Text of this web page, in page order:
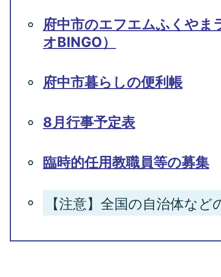
府中市のエフエムふくやま
オBINGO）
府中市暮らしの便利帳
8月行事予定表
臨時的任用教職員等の募集
【注意】全国の自治体な